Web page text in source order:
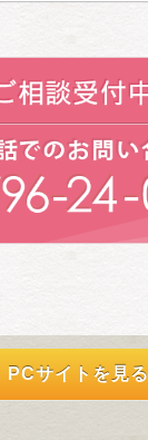
PCサイトを見る